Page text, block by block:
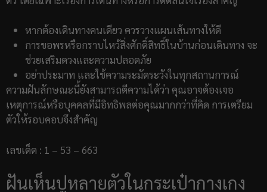
หากต้องเดินทางคนเดียว ควรวางแผนเส้นทางให้ดี
การขอพรหรือกราบไหว้สิ่งศักดิ์สิทธิ์ในบ้านก่อนเดินทาง จะ
ช่วยเสริมดวงและความปลอดภัย
อย่าประมาท และใช้ความระมัดระวังในทุกสถานการณ์
ความฝันลักษณะนี้ยังสามารถตีความได้ว่า คุณอาจต้องเจอ
เหตุการณ์หรือบุคคลที่มีอิทธิพลต่อคุณมากกว่าที่คิด การเตรียม
ตัวให้รอบคอบจึงสำคัญ
เลขเด็ด : 1 – 53 – 663
ฝันเห็นปูหลายตัวในกระเป๋ากางเกง